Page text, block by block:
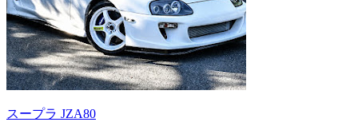
スープラ JZA80